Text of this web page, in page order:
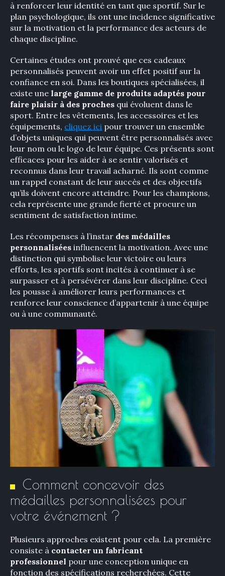
à renforcer leur identité en tant que sportif. Sur le
plan psychologique, ils ont une incidence significative
sur la motivation et la performance des acteurs de
chaque discipline.
Certaines études ont prouvé que ces cadeaux
personnalisés peuvent avoir un effet positif sur la
confiance en soi. Dans les boutiques spécialisées, il
existe une large gamme de produits adaptés pour
faire plaisir à des proches qui évoluent dans le
sport. Entre les vêtements, les accessoires et les
équipements, cliquez ici pour trouver un ensemble
d’objets uniques qui peuvent être personnalisés avec
leur nom ou le logo de leur équipe. Ces présents sont
efficaces pour les aider à se sentir valorisés et
reconnus dans leur travail acharné. Ils sont comme
un rappel constant de leur succès et des objectifs
qu’ils doivent encore atteindre. Pour les champions,
cela représente une grande fierté et procure un
sentiment de satisfaction intime.
Les récompenses à l’instar des médailles
personnalisées influencent la motivation. Avec une
distinction qui symbolise leur victoire ou leurs
efforts, les sportifs sont incités à continuer à se
surpasser et à persévérer dans leur discipline. Ceci
les pousse à améliorer leurs performances et
renforce leur conscience d’appartenir à une équipe
ou à une communauté.
Comment concevoir des
médailles personnalisées pour
votre événement ?
Plusieurs approches existent pour cela. La première
consiste à contacter un fabricant
professionnel pour une conception unique en
fonction des spécifications recherchées. Cette